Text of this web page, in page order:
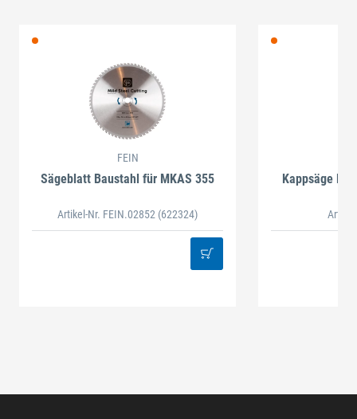
FEIN
Sägeblatt Baustahl für MKAS 355
Artikel-Nr. FEIN.02852 (622324)
Kappsäge